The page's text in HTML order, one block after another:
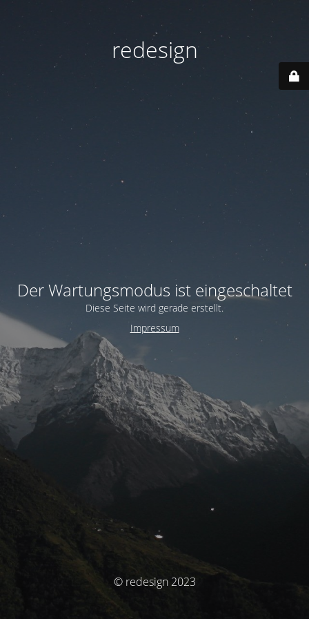
redesign
Der Wartungsmodus ist eingeschaltet
Diese Seite wird gerade erstellt.
Impressum
© redesign 2023